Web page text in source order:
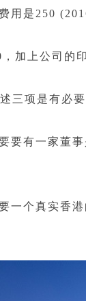
是250
上公司的印
项是有必要
有一家董事
个真实香港